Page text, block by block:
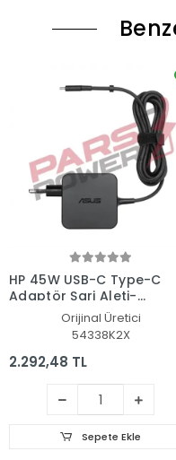
HP 45W USB-C Type-C
Adaptör Şarj Aleti-
Orijinal Üretici
54338K2X
2.292,48 TL
Sepete Ekle